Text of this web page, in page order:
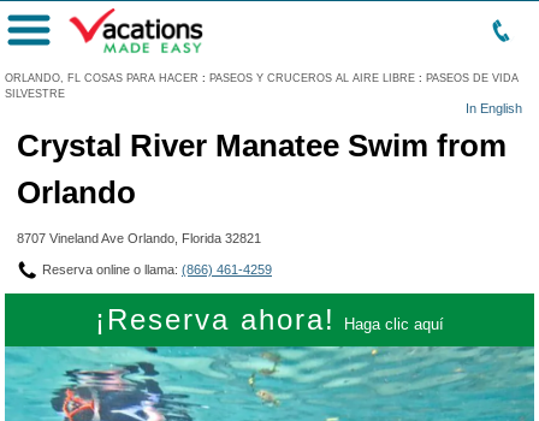
ORLANDO, FL COSAS PARA HACER : PASEOS Y CRUCEROS AL AIRE LIBRE : PASEOS DE VIDA
SILVESTRE
In English
Menú
Crystal River Manatee Swim from
Orlando
8707 Vineland Ave Orlando, Florida 32821
Reserva online o llama: (866) 461-4259
¡Reserva ahora! Haga clic aquí